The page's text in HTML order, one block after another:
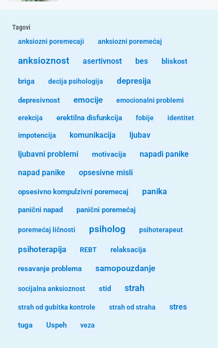
Tagovi
anksiozni poremecaji
anksiozni poremećaj
anksioznost asertivnost bes bliskost
briga decija psihologija depresija
depresivnost emocije emocionalni problemi
erekcija erektilna disfunkcija fobije identitet
impotencija komunikacija ljubav
ljubavni problemi motivacija napadi panike
napad panike opsesivne misli
opsesivno kompulzivni poremecaj panika
panični napad panični poremećaj
poremećaj ličnosti psiholog psihoterapeut
psihoterapija REBT relaksacija
resavanje problema samopouzdanje
socijalna anksioznost stid strah
strah od gubitka kontrole strah od straha stres
tuga Uspeh veza